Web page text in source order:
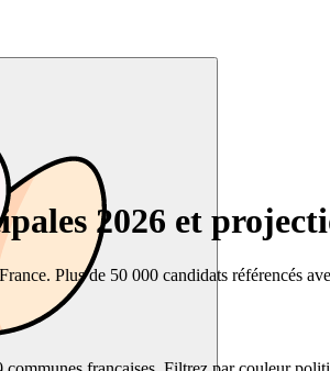
2026 et
Plus de 50 000 candidats référencés